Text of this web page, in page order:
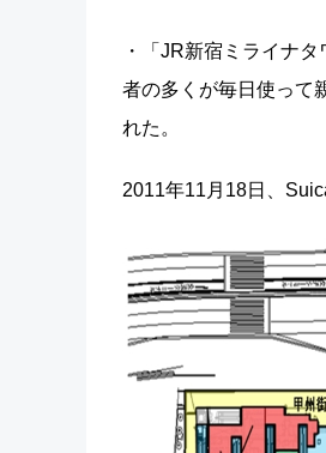
・「JR新宿ミライナ
者の多くが毎日使って
れた。
2011年11月18日、